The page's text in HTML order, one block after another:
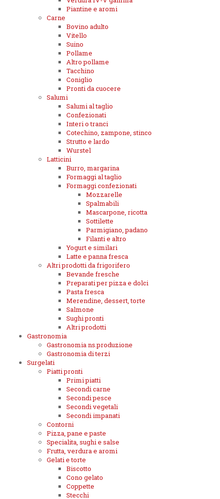
Piantine e aromi
Carne
Bovino adulto
Vitello
Suino
Pollame
Altro pollame
Tacchino
Coniglio
Pronti da cuocere
Salumi
Salumi al taglio
Confezionati
Interi o tranci
Cotechino, zampone, stinco
Strutto e lardo
Wurstel
Latticini
Burro, margarina
Formaggi al taglio
Formaggi confezionati
Mozzarelle
Spalmabili
Mascarpone, ricotta
Sottilette
Parmigiano, padano
Filanti e altro
Yogurt e similari
Latte e panna fresca
Altri prodotti da frigorifero
Bevande fresche
Preparati per pizza e dolci
Pasta fresca
Merendine, dessert, torte
Salmone
Sughi pronti
Altri prodotti
Gastronomia
Gastronomia ns.produzione
Gastronomia di terzi
Surgelati
Piatti pronti
Primi piatti
Secondi carne
Secondi pesce
Secondi vegetali
Secondi impanati
Contorni
Pizza, pane e paste
Specialita, sughi e salse
Frutta, verdura e aromi
Gelati e torte
Biscotto
Cono gelato
Coppette
Stecchi